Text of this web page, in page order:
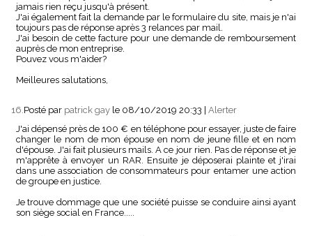
jamais rien reçu jusqu'à présent.
J'ai également fait la demande par le formulaire du site, mais je n'ai
toujours pas de réponse après 3 relances par mail.
J'ai besoin de cette facture pour une demande de remboursement
auprès de mon entreprise.
Pouvez vous m'aider?
Meilleures salutations,
16.Posté par patrick gay le 08/10/2019 20:33
Alerter
J'ai dépensé près de 100 € en téléphone pour essayer, juste de faire
changer le nom de mon épouse en nom de jeune fille et en nom
d'épouse. J'ai fait plusieurs mails. A ce jour rien. Pas de réponse et je
m'apprête à envoyer un RAR. Ensuite je déposerai plainte et j'irai
dans une association de consommateurs pour entamer une action
de groupe en justice.
Je trouve dommage que une société puisse se conduire ainsi ayant
son siège social en France.....